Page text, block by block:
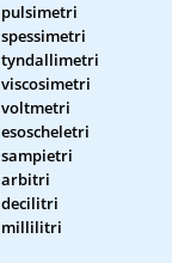
pulsimetri
spessimetri
tyndallimetri
viscosimetri
voltmetri
esoscheletri
sampietri
arbitri
decilitri
millilitri